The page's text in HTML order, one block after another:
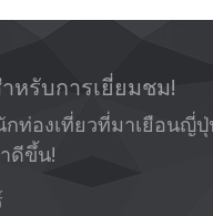
รับการเยี่ยมชม!
กท่องเที่ยวที่มาเยือนญี่
ดีขึ้น!